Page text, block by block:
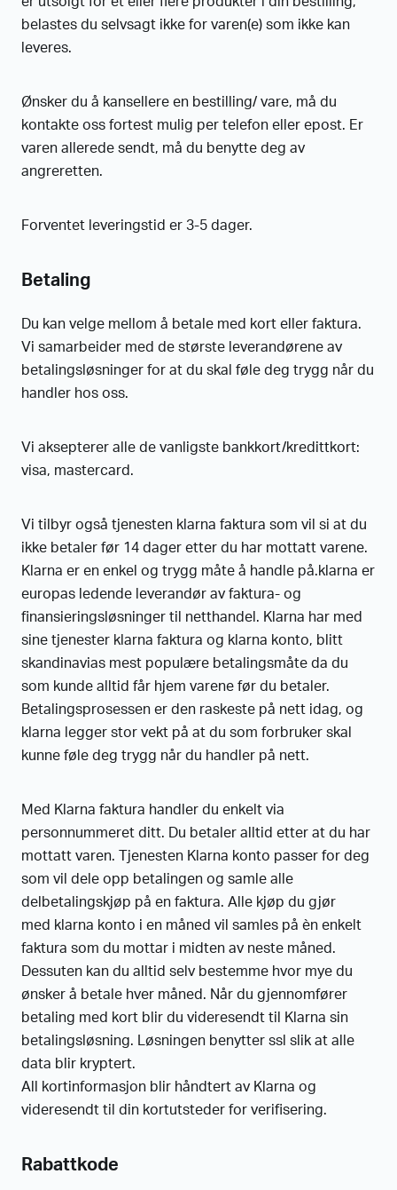
belastes du selvsagt ikke for varen(e) som ikke kan
leveres.
Ønsker du å kansellere en bestilling/ vare, må du
kontakte oss fortest mulig per telefon eller epost. Er
varen allerede sendt, må du benytte deg av
angreretten.
Forventet leveringstid er 3-5 dager.
Betaling
Du kan velge mellom å betale med kort eller faktura.
Vi samarbeider med de største leverandørene av
betalingsløsninger for at du skal føle deg trygg når du
handler hos oss.
Vi aksepterer alle de vanligste bankkort/kredittkort:
visa, mastercard.
Vi tilbyr også tjenesten klarna faktura som vil si at du
ikke betaler før 14 dager etter du har mottatt varene.
Klarna er en enkel og trygg måte å handle på.klarna er
europas ledende leverandør av faktura- og
finansieringsløsninger til netthandel. Klarna har med
sine tjenester klarna faktura og klarna konto, blitt
skandinavias mest populære betalingsmåte da du
som kunde alltid får hjem varene før du betaler.
Betalingsprosessen er den raskeste på nett idag, og
klarna legger stor vekt på at du som forbruker skal
kunne føle deg trygg når du handler på nett.
Med Klarna faktura handler du enkelt via
personnummeret ditt. Du betaler alltid etter at du har
mottatt varen. Tjenesten Klarna konto passer for deg
som vil dele opp betalingen og samle alle
delbetalingskjøp på en faktura. Alle kjøp du gjør
med klarna konto i en måned vil samles på èn enkelt
faktura som du mottar i midten av neste måned.
Dessuten kan du alltid selv bestemme hvor mye du
ønsker å betale hver måned. Når du gjennomfører
betaling med kort blir du videresendt til Klarna sin
betalingsløsning. Løsningen benytter ssl slik at alle
data blir kryptert.
All kortinformasjon blir håndtert av Klarna og
videresendt til din kortutsteder for verifisering.
Rabattkode